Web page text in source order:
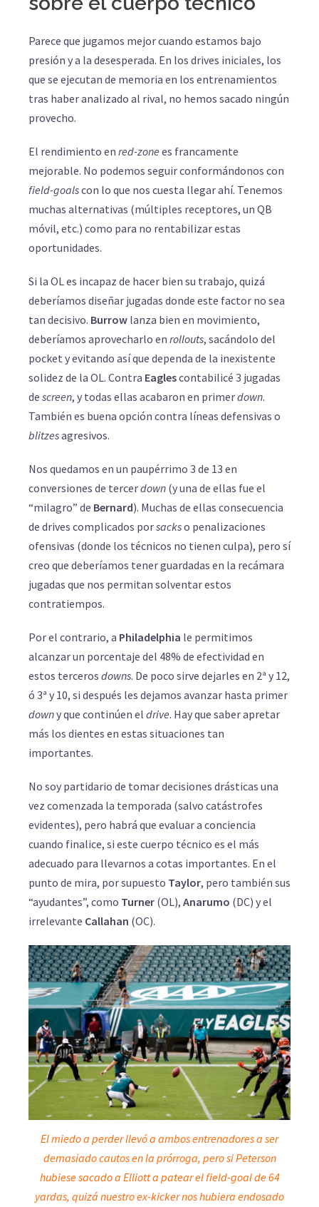
Parece que jugamos mejor cuando estamos bajo
presión y a la desesperada. En los drives iniciales, los
que se ejecutan de memoria en los entrenamientos
tras haber analizado al rival, no hemos sacado ningún
provecho.
El rendimiento en red-zone es francamente
mejorable. No podemos seguir conformándonos con
field-goalscon lo que nos cuesta llegar ahí. Tenemos
muchas alternativas (múltiples receptores, un QB
móvil, etc.) como para no rentabilizar estas
oportunidades.
Si la OL es incapaz de hacer bien su trabajo, quizá
deberíamos diseñar jugadas donde este factor no sea
tan decisivo. Burrow lanza bien en movimiento,
deberíamos aprovecharlo en rollouts, sacándolo del
pocket y evitando así que dependa de la inexistente
solidez de la OL. Contra Eaglescontabilicé 3 jugadas
de screen, y todas ellas acabaron en primerdown.
También es buena opción contra líneas defensivas o
blitzesagresivos.
Nos quedamos en un paupérrimo 3 de 13 en
conversiones de tercerdown (y una de ellas fue el
“milagro” de Bernard). Muchas de ellas consecuencia
de drives complicados porsackso penalizaciones
ofensivas (donde los técnicos no tienen culpa), pero sí
creo que deberíamos tener guardadas en la recámara
jugadas que nos permitan solventar estos
contratiempos.
Por el contrario, a Philadelphia le permitimos
alcanzar un porcentaje del 48% de efectividad en
estos terceros downs. De poco sirve dejarles en 2ª y 12,
ó 3ª y 10, si después les dejamos avanzar hasta primer
downy que continúen el drive. Hay que saber apretar
más los dientes en estas situaciones tan
importantes.
No soy partidario de tomar decisiones drásticas una
vez comenzada la temporada (salvo catástrofes
evidentes), pero habrá que evaluar a conciencia
cuando finalice, si este cuerpo técnico es el más
adecuado para llevarnos a cotas importantes. En el
punto de mira, por supuesto Taylor, pero también sus
“ayudantes”, como Turner (OL), Anarumo (DC) y el
irrelevante Callahan (OC).
El miedo a perder llevó a ambos entrenadores a ser
demasiado cautos en la prórroga, pero si Peterson
hubiese sacado a Elliott a patear el field-goal de 64
yardas, quizá nuestro ex-kicker nos hubiera endosado